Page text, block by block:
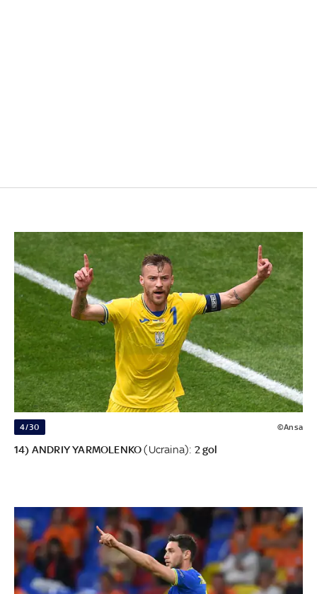
4/30 ©Ansa
14) ANDRIY YARMOLENKO(Ucraina): 2 gol